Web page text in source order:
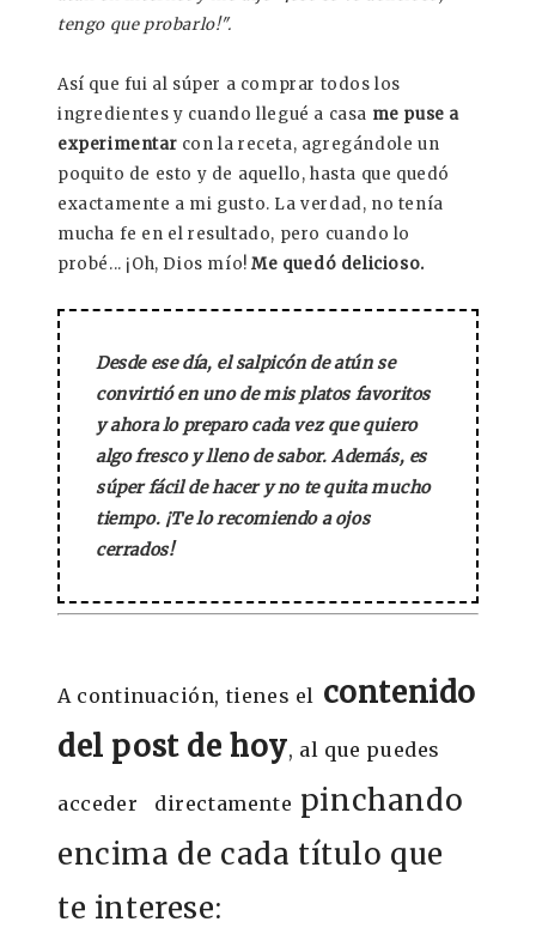
tengo que probarlo!".
Así que fui al súper a comprar todos los
ingredientes y cuando llegué a casa me puse a
experimentar con la receta, agregándole un
poquito de esto y de aquello, hasta que quedó
exactamente a mi gusto. La verdad, no tenía
mucha fe en el resultado, pero cuando lo
probé... ¡Oh, Dios mío!Me quedó delicioso.
Desde ese día, el salpicón de atún se
convirtió en uno de mis platos favoritos
y ahora lo preparo cada vez que quiero
algo fresco y lleno de sabor. Además, es
súper fácil de hacer y no te quita mucho
tiempo. ¡Te lo recomiendo a ojos
cerrados!
A continuación, tienes el contenido
del post de hoy, al que puedes
acceder directamente pinchando
encima de cada título que
te interese: